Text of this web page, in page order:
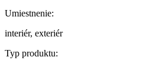
Umiestnenie:
interiér, exteriér
Typ produktu: